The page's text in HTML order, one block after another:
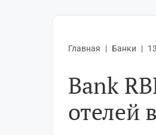
Главная Банки
Bank
отелей